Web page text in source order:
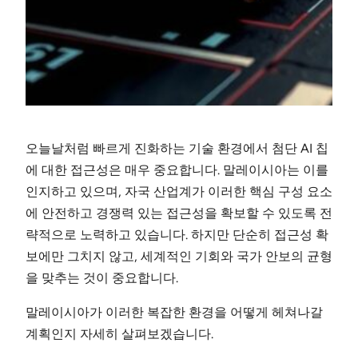
오늘날처럼 빠르게 진화하는 기술 환경에서 첨단 AI 칩
에 대한 접근성은 매우 중요합니다. 말레이시아는 이를
인지하고 있으며, 자국 산업계가 이러한 핵심 구성 요소
에 안전하고 경쟁력 있는 접근성을 확보할 수 있도록 전
략적으로 노력하고 있습니다. 하지만 단순히 접근성 확
보에만 그치지 않고, 세계적인 기회와 국가 안보의 균형
을 맞추는 것이 중요합니다.
말레이시아가 이러한 복잡한 환경을 어떻게 헤쳐나갈
계획인지 자세히 살펴보겠습니다.